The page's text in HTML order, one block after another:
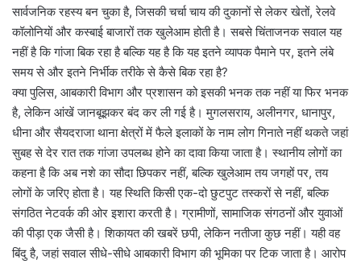
सार्वजनिक रहस्य बन चुका है, जिसकी चर्चा चाय की दुकानों से लेकर खेतों, रेलवे
कॉलोनियों और कस्बाई बाजारों तक खुलेआम होती है। सबसे चिंताजनक सवाल यह
नहीं है कि गांजा बिक रहा है बल्कि यह है कि यह इतने व्यापक पैमाने पर, इतने लंबे
समय से और इतने निर्भीक तरीके से कैसे बिक रहा है?
क्या पुलिस, आबकारी विभाग और प्रशासन को इसकी भनक तक नहीं या फिर भनक
है, लेकिन आंखें जानबूझकर बंद कर ली गई है। मुगलसराय, अलीनगर, धानापुर,
धीना और सैयदराजा थाना क्षेत्रों में फैले इलाकों के नाम लोग गिनाते नहीं थकते जहां
सुबह से देर रात तक गांजा उपलब्ध होने का दावा किया जाता है। स्थानीय लोगों का
कहना है कि अब नशे का सौदा छिपकर नहीं, बल्कि खुलेआम तय जगहों पर, तय
लोगों के जरिए होता है। यह स्थिति किसी एक-दो छुटपुट तस्करों से नहीं, बल्कि
संगठित नेटवर्क की ओर इशारा करती है। ग्रामीणों, सामाजिक संगठनों और युवाओं
की पीड़ा एक जैसी है। शिकायत की खबरें छपी, लेकिन नतीजा कुछ नहीं। यही वह
बिंदु है, जहां सवाल सीधे-सीधे आबकारी विभाग की भूमिका पर टिक जाता है। आरोप